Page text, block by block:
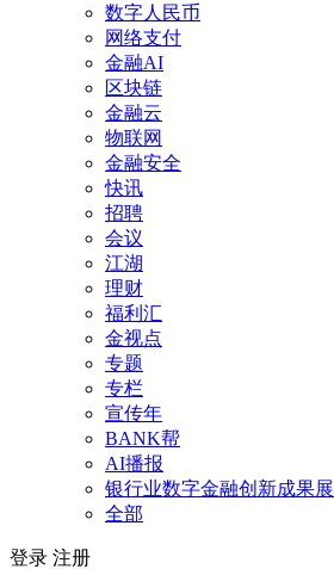
数字人民币
网络支付
金融AI
区块链
金融云
物联网
金融安全
快讯
招聘
会议
江湖
理财
福利汇
金视点
专题
专栏
宣传年
BANK帮
AI播报
银行业数字金融创新成果展
全部
登录 注册